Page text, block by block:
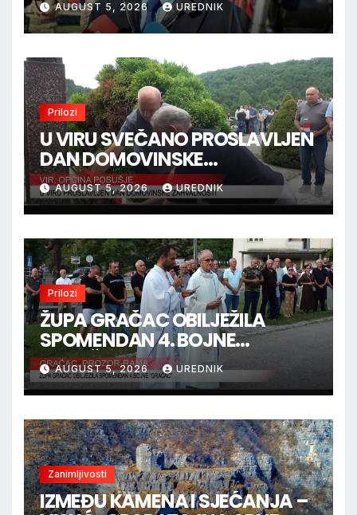
Marinaca, Bogdanovaca i
Bršadina
AUGUST 5, 2026 UREDNIK
Prilozi
U VIRU SVEČANO PROSLAVLJEN
DAN DOMOVINSKE
ZAHVALNOSTI
AUGUST 5, 2026 UREDNIK
Prilozi
ŽUPA GRAČAC OBILJEŽILA
SPOMENDAN 4. BOJNE
“GRAČAC”
AUGUST 5, 2026 UREDNIK
Zanimljivosti
IZMEĐU KAMENA I SJEĆANJA –